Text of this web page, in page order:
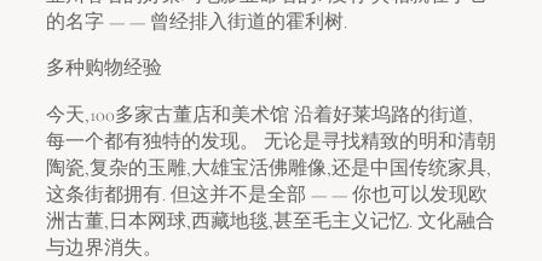
的名字 — — 曾经排入街道的霍利树.
多种购物经验
今天,100多家古董店和美术馆 沿着好莱坞路的街道,
每一个都有独特的发现。 无论是寻找精致的明和清朝
陶瓷,复杂的玉雕,大雄宝活佛雕像,还是中国传统家具,
这条街都拥有. 但这并不是全部 — — 你也可以发现欧
洲古董,日本网球,西藏地毯,甚至毛主义记忆. 文化融合
与边界消失。